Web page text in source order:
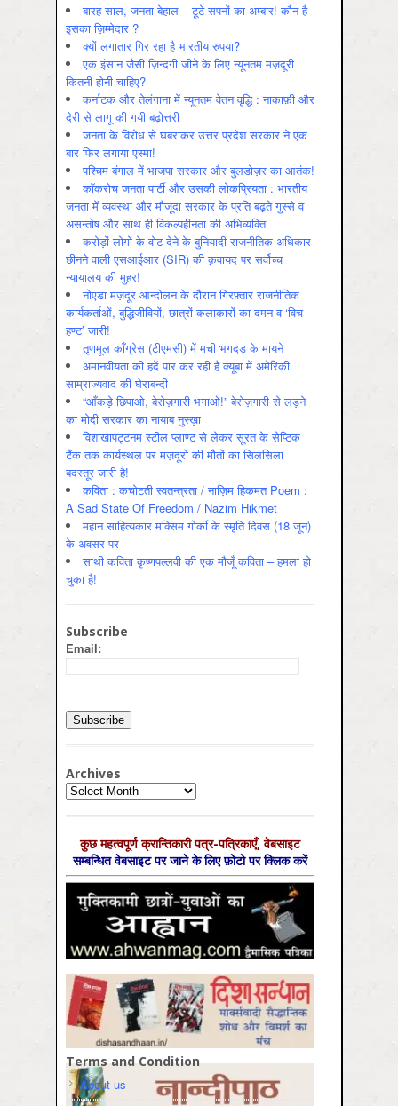
बारह साल, जनता बेहाल – टूटे सपनों का अम्बार! कौन है
इसका ज़िम्मेदार ?
क्यों लगातार गिर रहा है भारतीय रुपया?
एक इंसान जैसी ज़िन्दगी जीने के लिए न्यूनतम मज़दूरी
कितनी होनी चाहिए?
कर्नाटक और तेलंगाना में न्यूनतम वेतन वृद्धि : नाकाफ़ी और
देरी से लागू की गयी बढ़ोत्तरी
जनता के विरोध से घबराकर उत्तर प्रदेश सरकार ने एक
बार फिर लगाया एस्मा!
पश्चिम बंगाल में भाजपा सरकार और बुलडोज़र का आतंक!
कॉकरोच जनता पार्टी और उसकी लोकप्रियता : भारतीय
जनता में व्‍यवस्‍था और मौजूदा सरकार के प्रति बढ़ते गुस्‍से व
असन्‍तोष और साथ ही विकल्‍पहीनता की अभिव्‍यक्ति
करोड़ों लोगों के वोट देने के बुनियादी राजनीतिक अधिकार
छीनने वाली एसआईआर (SIR) की क़वायद पर सर्वोच्च
न्यायालय की मुहर!
नोएडा मज़दूर आन्दोलन के दौरान गिरफ़्तार राजनीतिक
कार्यकर्ताओं, बुद्धिजीवियों, छात्रों-कलाकारों का दमन व ‘विच
हण्ट’ जारी!
तृणमूल काँग्रेस (टीएमसी) में मची भगदड़ के मायने
अमानवीयता की हदें पार कर रही है क्यूबा में अमेरिकी
साम्राज्यवाद की घेराबन्दी
“आँकड़े छिपाओ, बेरोज़गारी भगाओ!” बेरोज़गारी से लड़ने
का मोदी सरकार का नायाब नुस्ख़ा
विशाखापट्टनम स्टील प्लाण्ट से लेकर सूरत के सेप्टिक
टैंक तक कार्यस्थल पर मज़दूरों की मौतों का सिलसिला
बदस्तूर जारी है!
कविता : कचोटती स्वतन्त्रता / नाज़िम हिकमत Poem :
A Sad State Of Freedom / Nazim Hikmet
महान साहित्यकार मक्सिम गोर्की के स्मृति दिवस (18 जून)
के अवसर पर
साथी कविता कृष्णपल्लवी की एक मौजूँ कविता – हमला हो
चुका है!
Subscribe
Email:
Archives
Archives
कुछ महत्‍वपूर्ण क्रान्तिकारी पत्र-पत्रिकाएँ, वेबसाइट
सम्‍बन्धित वेबसाइट पर जाने के लिए फ़ोटो पर क्लिक करें
Terms and Condition
About us